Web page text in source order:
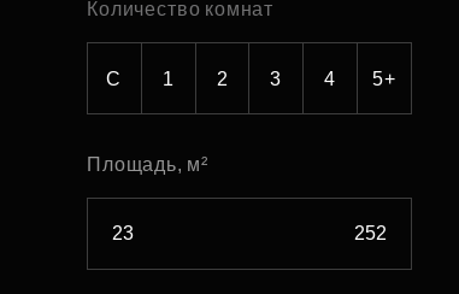
Количество комнат
С 1 2 3 4 5+
Площадь, м²